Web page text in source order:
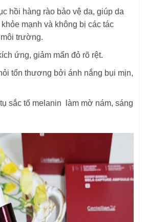
hồi hàng rào bảo vệ da, giúp da
mạnh và không bị các tác
trường.
ứng, giảm mẩn đỏ rõ rệt.
tổn thương bởi ánh nắng bụi mịn,
sắc tố melanin làm mờ nám, sáng